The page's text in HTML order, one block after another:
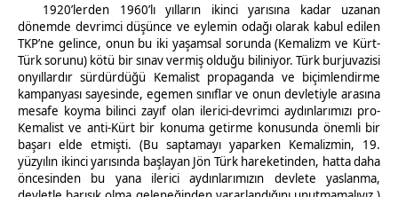
1920’lerden 1960’lı yılların ikinci yarısına kadar uzanan
dönemde devrimci düşünce ve eylemin odağı olarak kabul edilen
TKP’ne gelince, onun bu iki yaşamsal sorunda (Kemalizm ve Kürt-
Türk sorunu) kötü bir sınav vermiş olduğu biliniyor. Türk burjuvazisi
onyıllardır sürdürdüğü Kemalist propaganda ve biçimlendirme
kampanyası sayesinde, egemen sınıflar ve onun devletiyle arasına
mesafe koyma bilinci zayıf olan ilerici-devrimci aydınlarımızı pro-
Kemalist ve anti-Kürt bir konuma getirme konusunda önemli bir
başarı elde etmişti. (Bu saptamayı yaparken Kemalizmin, 19.
yüzyılın ikinci yarısında başlayan Jön Türk hareketinden, hatta daha
öncesinden bu yana ilerici aydınlarımızın devlete yaslanma,